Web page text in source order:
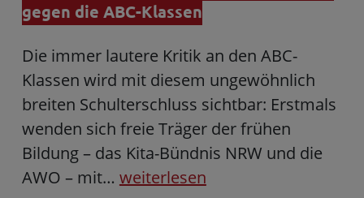
gegen die ABC-Klassen
Die immer lautere Kritik an den ABC-
Klassen wird mit diesem ungewöhnlich
breiten Schulterschluss sichtbar: Erstmals
wenden sich freie Träger der frühen
Bildung – das Kita-Bündnis NRW und die
AWO – mit… weiterlesen